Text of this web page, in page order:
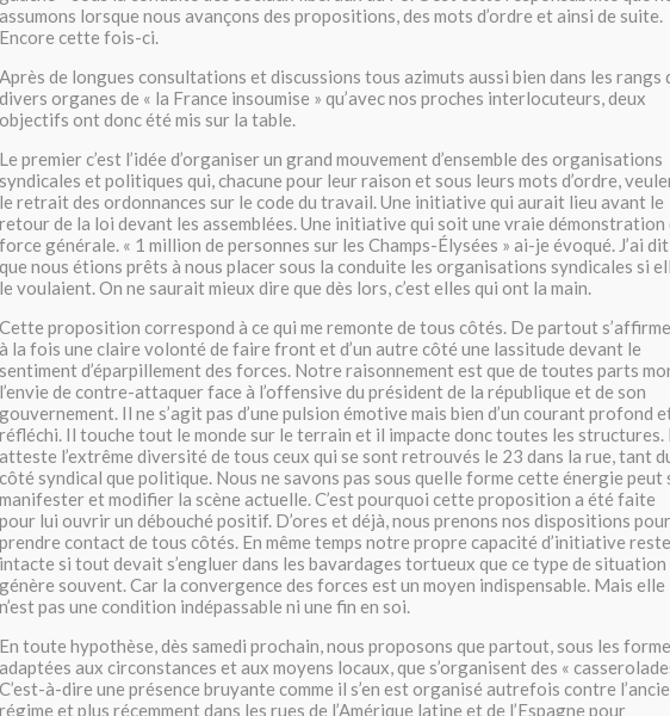
assumons lorsque nous avançons des propositions, des mots d’ordre et ainsi de suite.
Encore cette fois-ci.
Après de longues consultations et discussions tous azimuts aussi bien dans les rangs
divers organes de « la France insoumise » qu’avec nos proches interlocuteurs, deux
objectifs ont donc été mis sur la table.
Le premier c’est l’idée d’organiser un grand mouvement d’ensemble des organisations
syndicales et politiques qui, chacune pour leur raison et sous leurs mots d’ordre,
le retrait des ordonnances sur le code du travail. Une initiative qui aurait lieu avant le
retour de la loi devant les assemblées. Une initiative qui soit une vraie démonstration
force générale. « 1 million de personnes sur les Champs-Élysées » ai-je évoqué. J’ai dit
que nous étions prêts à nous placer sous la conduite les organisations syndicales si
le voulaient. On ne saurait mieux dire que dès lors, c’est elles qui ont la main.
Cette proposition correspond à ce qui me remonte de tous côtés. De partout
à la fois une claire volonté de faire front et d’un autre côté une lassitude devant le
sentiment d’éparpillement des forces. Notre raisonnement est que de toutes parts
l’envie de contre-attaquer face à l’offensive du président de la république et de son
gouvernement. Il ne s’agit pas d’une pulsion émotive mais bien d’un courant profond
réfléchi. Il touche tout le monde sur le terrain et il impacte donc toutes les structures.
atteste l’extrême diversité de tous ceux qui se sont retrouvés le 23 dans la rue, tant
côté syndical que politique. Nous ne savons pas sous quelle forme cette énergie peut
manifester et modifier la scène actuelle. C’est pourquoi cette proposition a été faite
pour lui ouvrir un débouché positif. D’ores et déjà, nous prenons nos dispositions pour
prendre contact de tous côtés. En même temps notre propre capacité d’initiative
intacte si tout devait s’engluer dans les bavardages tortueux que ce type de situation
génère souvent. Car la convergence des forces est un moyen indispensable. Mais elle
n’est pas une condition indépassable ni une fin en soi.
En toute hypothèse, dès samedi prochain, nous proposons que partout, sous les
adaptées aux circonstances et aux moyens locaux, que s’organisent des «
C’est-à-dire une présence bruyante comme il s’en est organisé autrefois contre
régime et plus récemment dans les rues de l’Amérique latine et de l’Espagne pour